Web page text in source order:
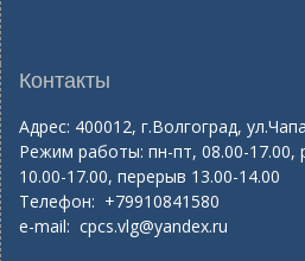
Контакты
Адрес: 400012, г.Волгоград,
Режим работы: пн-пт, 08.00-17.00,
10.00-17.00, перерыв 13.00-14.00
Телефон: +79910841580
e-mail: cpcs.vlg@yandex.ru